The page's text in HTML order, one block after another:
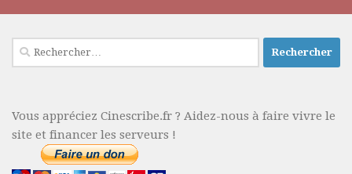
Rechercher :
Vous appréciez Cinescribe.fr ? Aidez-nous à faire vivre le
site et financer les serveurs !